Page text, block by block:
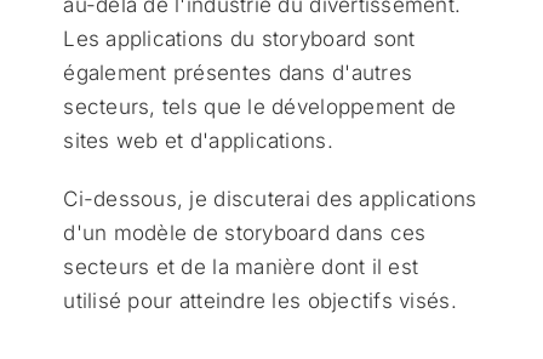
au-delà de l'industrie du divertissement.
Les applications du storyboard sont
également présentes dans d'autres
secteurs, tels que le développement de
sites web et d'applications.
Ci-dessous, je discuterai des applications
d'un modèle de storyboard dans ces
secteurs et de la manière dont il est
utilisé pour atteindre les objectifs visés.